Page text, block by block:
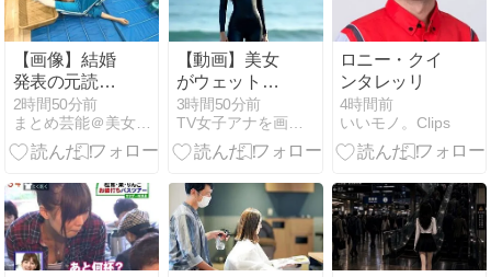
画あり】
【画像】結婚
発表の元読売
テレビ・佐藤
佳奈アナ、朝
からジャージ
2時間50分前
まとめ芸能＠美女画像まとめブログ
【動画】美女
がウェットス
ーツを脱ぐだ
けの動画、な
ぜか900万回
てしまう
wwwwww
3時間50分前
TV女子アナを画像で紹介
ロニー・クイ
ンタレッリ
4時間前
いいモノ。Clips